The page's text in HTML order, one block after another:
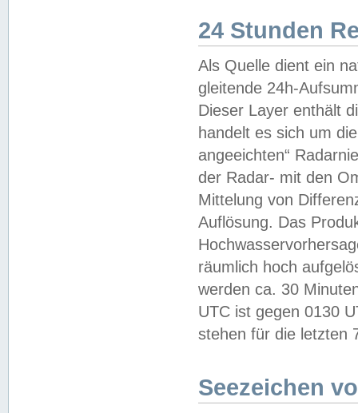
24 Stunden
Als Quelle dient ein
gleitende 24h-
Dieser Layer enthält
handelt es sich um
angeeichten“
der Radar- mit den
Mittelung von
Auflösung. Das
räumlich hoch
werden ca. 30
UTC ist gegen 0130
stehen für die letzten
Seezeichen